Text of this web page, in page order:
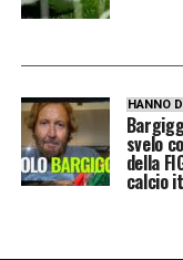
HANNO
svelo
della
calcio